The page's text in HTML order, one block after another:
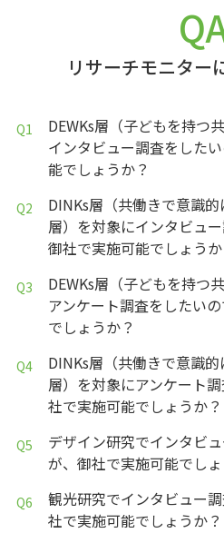
リサーチモニター
DEWKs層（子どもを持つ
インタビュー調査をした
能でしょうか？
DINKs層（共働きで意識
層）を対象にインタビュ
御社で実施可能でしょうか
DEWKs層（子どもを持つ
アンケート調査をしたい
でしょうか？
DINKs層（共働きで意識
層）を対象にアンケート
社で実施可能でしょうか？
デザイン研究でインタビ
が、御社で実施可能でしょ
観光研究でインタビュー
社で実施可能でしょうか？